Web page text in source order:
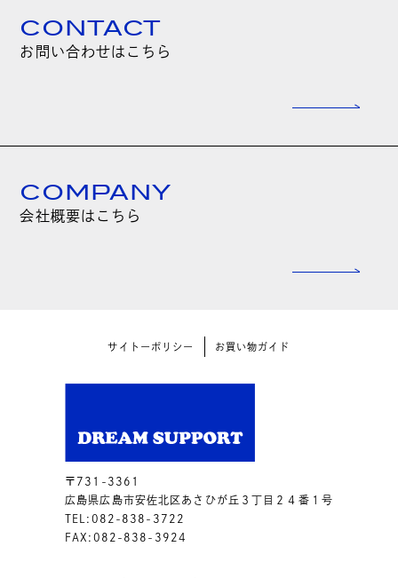
CONTACT
お問い合わせはこちら
COMPANY
会社概要はこちら
サイトーポリシー お買い物ガイド
〒731-3361
広島県広島市安佐北区あさひが丘３丁目２４番１号
TEL:082-838-3722
FAX:082-838-3924